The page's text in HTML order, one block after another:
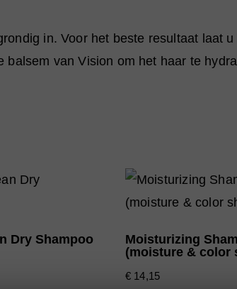
in. Voor het beste resultaat laat
van Vision om het haar te
Dry Shampoo
Moisturizing
(moisture & color
€ 14,15